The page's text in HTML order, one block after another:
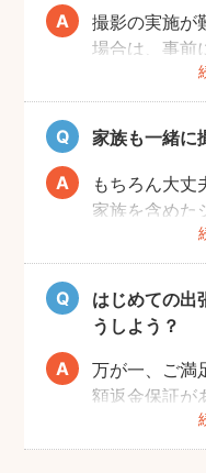
撮影の実施が
場合は、事前
くは日時変更
日時変更方法
家族も一緒に
もちろん大丈
家族を含めた
フォトグラ
いね。
はじめての出
うしよう？
万が一、ご満
額返金保証が